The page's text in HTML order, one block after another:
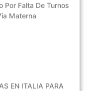
Por Falta De Turnos
Materna
EN ITALIA PARA